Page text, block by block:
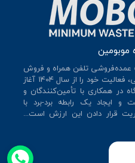
موبومین
عمده‌فروشی تلفن همراه و فروش
مویرگی آنلاین موبایل و لوازم جانبی، فعالیت خود را از سال 140۴ آغاز
در همکاری با تأمین‌کنندگان و
و ایجاد یک رابطه برد-برد با
قرار دادن این ارزش است...